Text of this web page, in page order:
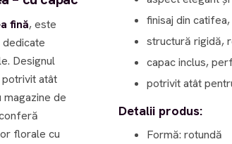
fină, este
Designul
atât
de
florale cu
finisaj din
structură rigidă,
capac inclus,
potrivit atât
Detalii produs:
Formă: rotundă